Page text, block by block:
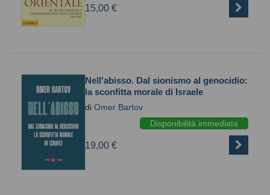
15,00 €
Nell'abisso. Dal sionismo al genocidio:
la sconfitta morale di Israele
di Omer Bartov
Disponibilità immediata
19,00 €